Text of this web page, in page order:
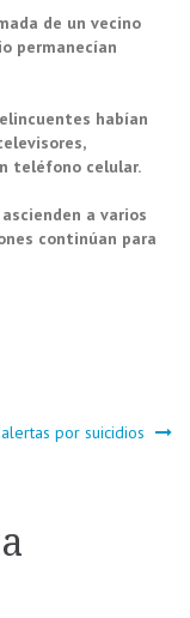
de un vecino
permanecían
habían
teléfono celular.
a varios
continúan para
por suicidios